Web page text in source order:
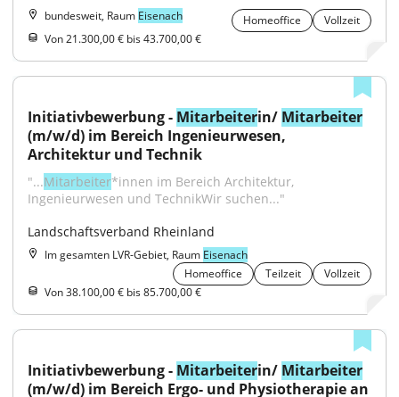
bundesweit, Raum Eisenach Homeoffice
Vollzeit
Von 21.300,00 € bis 43.700,00 €
Initiativbewerbung - Mitarbeiterin/ Mitarbeiter
(m/w/d) im Bereich Ingenieurwesen,
Architektur und Technik
"...Mitarbeiter*innen im Bereich Architektur,
Ingenieurwesen und TechnikWir suchen..."
Landschaftsverband Rheinland
Im gesamten LVR-Gebiet, Raum Eisenach
Homeoffice
Teilzeit
Vollzeit
Von 38.100,00 € bis 85.700,00 €
Initiativbewerbung - Mitarbeiterin/ Mitarbeiter
(m/w/d) im Bereich Ergo- und Physiotherapie an